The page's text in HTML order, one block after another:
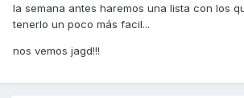
la semana antes haremos una lista con los
tenerlo un poco más facil...
nos vemos jagd!!!